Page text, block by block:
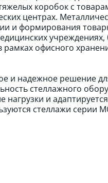
коробок с
центрах.
и формирования
учреждениях,
рамках офисного
и надежное решение
стеллажного
нагрузки и
стеллажи серии